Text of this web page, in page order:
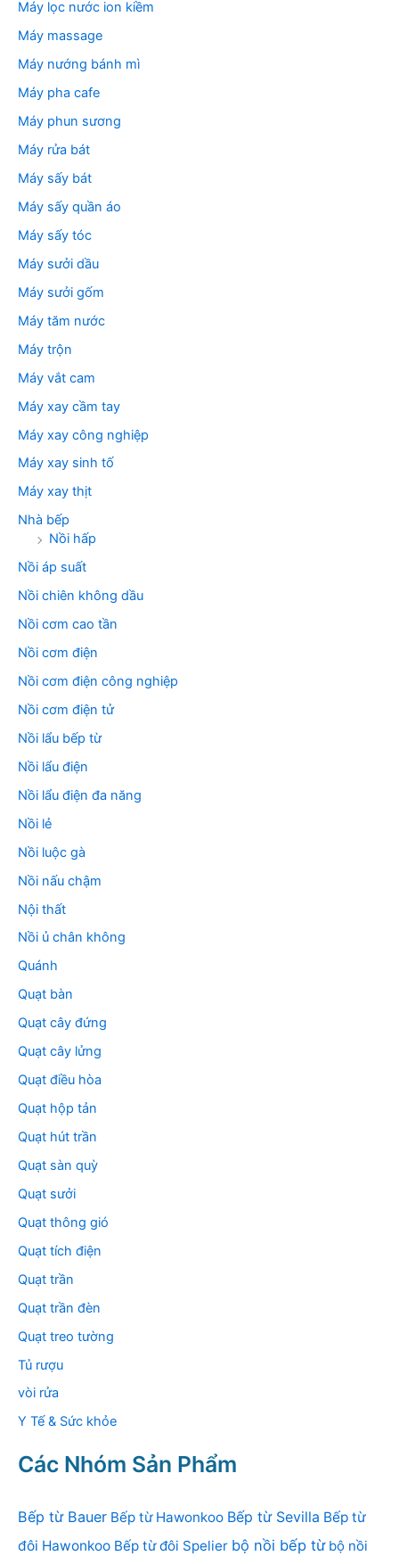
Máy lọc nước ion kiềm
Máy massage
Máy nướng bánh mì
Máy pha cafe
Máy phun sương
Máy rửa bát
Máy sấy bát
Máy sấy quần áo
Máy sấy tóc
Máy sưởi dầu
Máy sưởi gốm
Máy tăm nước
Máy trộn
Máy vắt cam
Máy xay cầm tay
Máy xay công nghiệp
Máy xay sinh tố
Máy xay thịt
Nhà bếp
Nồi hấp
Nồi áp suất
Nồi chiên không dầu
Nồi cơm cao tần
Nồi cơm điện
Nồi cơm điện công nghiệp
Nồi cơm điện tử
Nồi lẩu bếp từ
Nồi lẩu điện
Nồi lẩu điện đa năng
Nồi lẻ
Nồi luộc gà
Nồi nấu chậm
Nội thất
Nồi ủ chân không
Quánh
Quạt bàn
Quạt cây đứng
Quạt cây lửng
Quạt điều hòa
Quạt hộp tản
Quạt hút trần
Quạt sàn quỳ
Quạt sưởi
Quạt thông gió
Quạt tích điện
Quạt trần
Quạt trần đèn
Quạt treo tường
Tủ rượu
vòi rửa
Y Tế & Sức khỏe
Các Nhóm Sản Phẩm
Bếp từ Bauer Bếp từ Hawonkoo Bếp từ Sevilla Bếp từ
đôi Hawonkoo Bếp từ đôi Spelier bộ nồi bếp từ bộ nồi